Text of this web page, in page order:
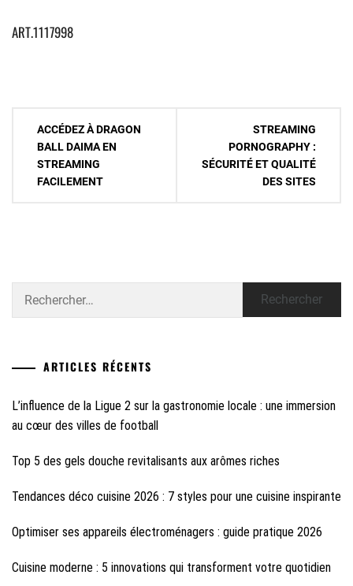
ART.1117998
Navigation
l’article
ACCÉDEZ À DRAGON
BALL DAIMA EN
STREAMING
FACILEMENT
STREAMING
PORNOGRAPHY :
SÉCURITÉ ET QUALITÉ
DES SITES
ARTICLES RÉCENTS
L’influence de la Ligue 2 sur la gastronomie locale : une immersion
au cœur des villes de football
Top 5 des gels douche revitalisants aux arômes riches
Tendances déco cuisine 2026 : 7 styles pour une cuisine inspirante
Optimiser ses appareils électroménagers : guide pratique 2026
Cuisine moderne : 5 innovations qui transforment votre quotidien